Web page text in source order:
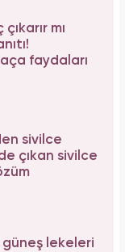
mı
faydaları
sivilce
çıkan sivilce
güneş lekeleri